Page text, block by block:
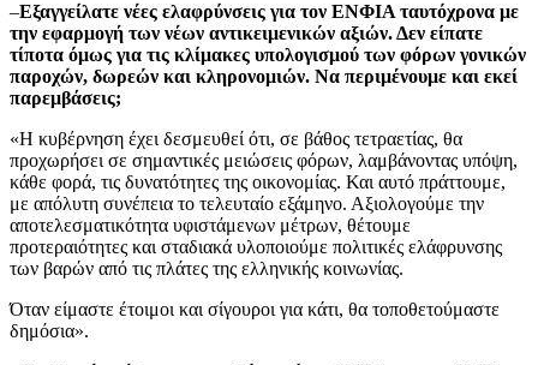
–Εξαγγείλατε νέες ελαφρύνσεις για τον ΕΝΦΙΑ ταυτόχρονα με
την εφαρμογή των νέων αντικειμενικών αξιών. Δεν είπατε
τίποτα όμως για τις κλίμακες υπολογισμού των φόρων γονικών
παροχών, δωρεών και κληρονομιών. Να περιμένουμε και εκεί
παρεμβάσεις;
«Η κυβέρνηση έχει δεσμευθεί ότι, σε βάθος τετραετίας, θα
προχωρήσει σε σημαντικές μειώσεις φόρων, λαμβάνοντας υπόψη,
κάθε φορά, τις δυνατότητες της οικονομίας. Και αυτό πράττουμε,
με απόλυτη συνέπεια το τελευταίο εξάμηνο. Αξιολογούμε την
αποτελεσματικότητα υφιστάμενων μέτρων, θέτουμε
προτεραιότητες και σταδιακά υλοποιούμε πολιτικές ελάφρυνσης
των βαρών από τις πλάτες της ελληνικής κοινωνίας.
Όταν είμαστε έτοιμοι και σίγουροι για κάτι, θα τοποθετούμαστε
δημόσια».